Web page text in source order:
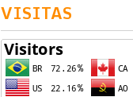
VISITAS